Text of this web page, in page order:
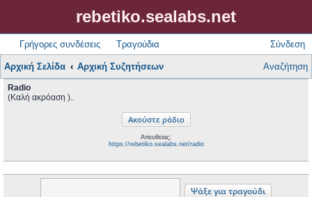
rebetiko.sealabs.net
Γρήγορες συνδέσεις Τραγούδια Σύνδεση
Αρχική Σελίδα Αρχική Συζητήσεων Αναζήτηση
Radio
(Καλή ακρόαση )..
Απευθείας:
https://rebetiko.sealabs.net/radio